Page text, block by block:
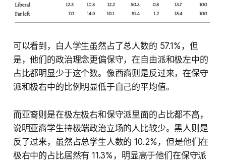
可以看到，白人学生虽然占了总人数的 57.1%，但
是，他们的政治理念更偏保守，在自由派和极左中的
占比都明显少于这个数。像西裔则是反过来，在保守
派和极右中的比例明显低于自己的平均值。
而亚裔则是在极左极右和保守派里面的占比都不高，
说明亚裔学生持极端政治立场的人比较少。黑人则是
反了过来，虽然占总学生人数的 10.2%，但是他们在
极右中的占比居然有 11.3%，明显高于他们在保守派